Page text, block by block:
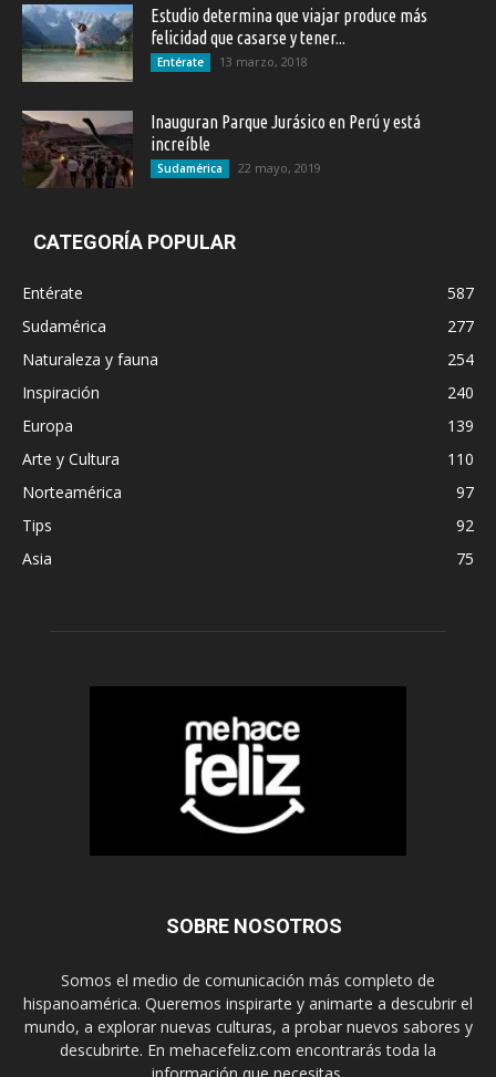
Estudio determina que viajar produce más
felicidad que casarse y tener...
Entérate 13 marzo, 2018
Inauguran Parque Jurásico en Perú y está
increíble
Sudamérica 22 mayo, 2019
CATEGORÍA POPULAR
Entérate
587
Sudamérica
277
Naturaleza y fauna
254
Inspiración
240
Europa
139
Arte y Cultura
110
Norteamérica
97
Tips
92
Asia
75
SOBRE NOSOTROS
Somos el medio de comunicación más completo de
hispanoamérica. Queremos inspirarte y animarte a descubrir el
mundo, a explorar nuevas culturas, a probar nuevos sabores y
descubrirte. En mehacefeliz.com encontrarás toda la